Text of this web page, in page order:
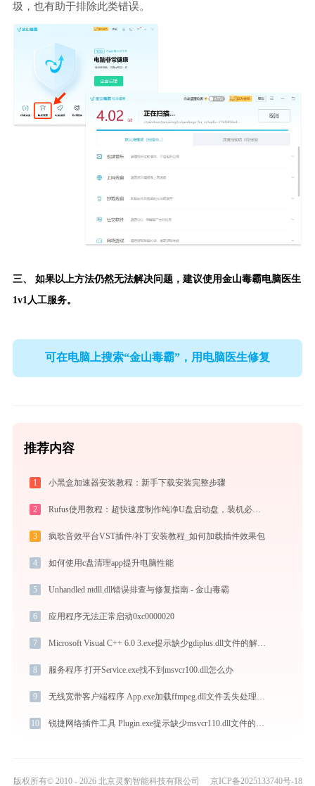
圾，也有助于排除此类错误。
三、 如果以上方法仍然无法解决问题，建议使用金山毒霸电脑医生
1v1人工服务。
可在电脑上搜索“金山毒霸”，用电脑医生修复
推荐内容
1 小黑盒加速器安装教程：新手下载安装完整步骤
2 Rufus使用教程：超快速度制作纯净U盘启动盘，装机必备免费工具
3 疯歌音效平台VST插件/补丁安装教程_如何加载插件效果包
4 如何使用c盘清理app提升电脑性能
5 Unhandled ntdll.dll错误排查与修复指南 - 金山毒霸
6 应用程序无法正常启动0xc0000020
7 Microsoft Visual C++ 6.0 3.exe提示缺少gdiplus.dll文件的解决办法
8 服务程序 打开Service.exe找不到msvcr100.dll怎么办
9
10
版权所有© 2010 - 2026 北京灵豹智能科技有限公司 京ICP备2025133740号-18